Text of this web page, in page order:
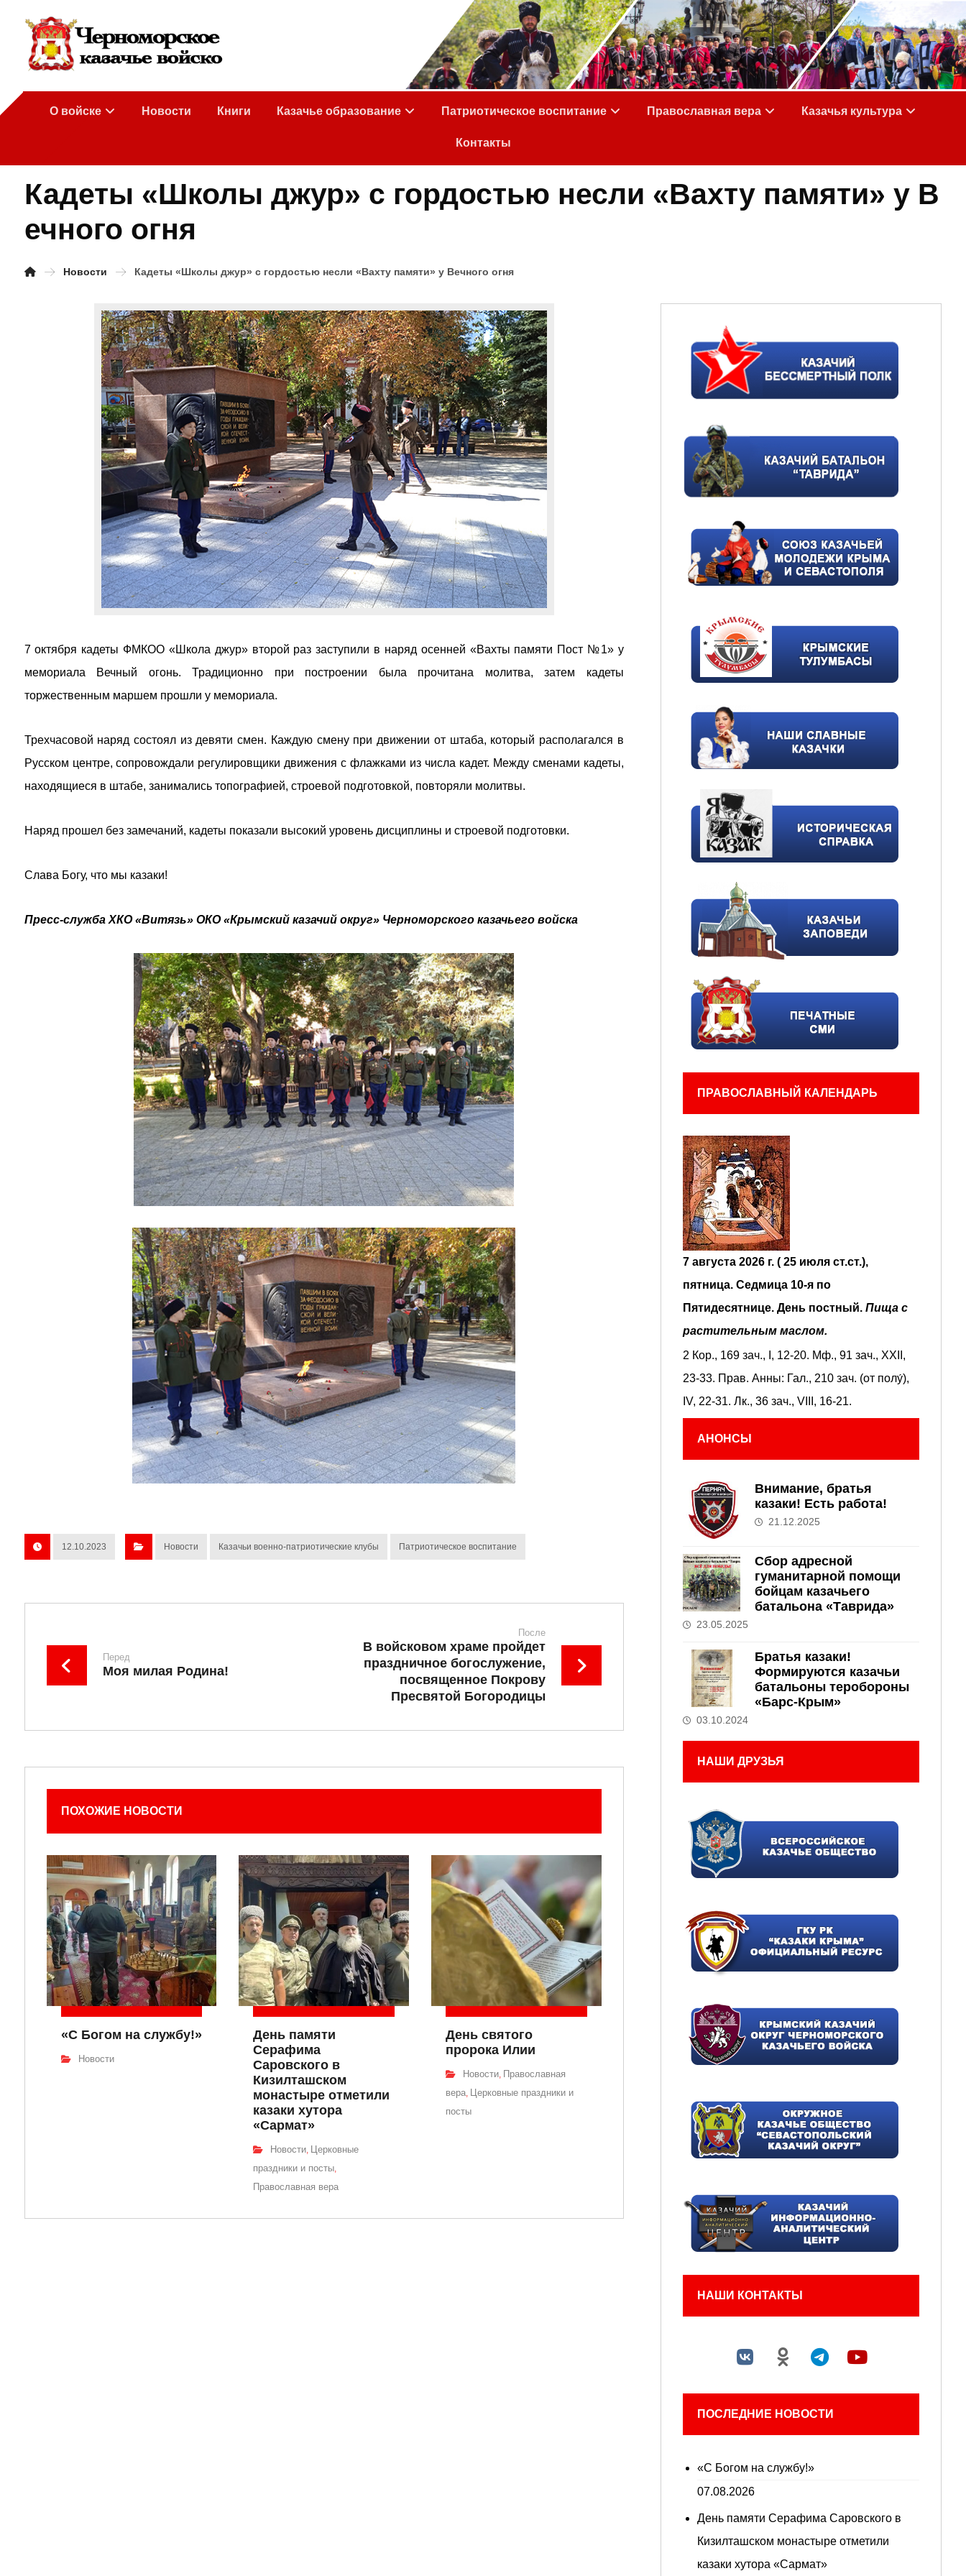
О войске Новости Книги Казачье образование Патриотическое воспитание Православная вера Казачья культура
Контакты
Кадеты «Школы джур» с гордостью несли «Вахту памяти» у В
ечного огня
Новости Кадеты «Школы джур» с гордостью несли «Вахту памяти» у Вечного огня
7 октября кадеты ФМКОО «Школа джур» второй раз заступили в наряд осенней «Вахты памяти Пост №1» у
мемориала Вечный огонь. Традиционно при построении была прочитана молитва, затем кадеты
торжественным маршем прошли у мемориала.
Трехчасовой наряд состоял из девяти смен. Каждую смену при движении от штаба, который располагался в
Русском центре, сопровождали регулировщики движения с флажками из числа кадет. Между сменами кадеты,
находящиеся в штабе, занимались топографией, строевой подготовкой, повторяли молитвы.
Наряд прошел без замечаний, кадеты показали высокий уровень дисциплины и строевой подготовки.
Слава Богу, что мы казаки!
Пресс-служба ХКО «Витязь» ОКО «Крымский казачий округ» Черноморского казачьего войска
12.10.2023 Новости Казачьи военно-патриотические клубы Патриотическое воспитание
Перед
Моя милая Родина!
После
В войсковом храме пройдет
праздничное богослужение,
посвященное Покрову
Пресвятой Богородицы
ПОХОЖИЕ НОВОСТИ
«С Богом на службу!»
Новости
День памяти
Серафима
Саровского в
Кизилташском
монастыре отметили
казаки хутора
«Сармат»
Новости, Церковные
праздники и посты,
Православная вера
День святого
пророка Илии
Новости, Православная
вера, Церковные праздники и
посты
ПРАВОСЛАВНЫЙ КАЛЕНДАРЬ
7 августа 2026 г. ( 25 июля ст.ст.),
пятница. Седмица 10-я по
Пятидесятнице. День постный. Пища с
растительным маслом.
2 Кор., 169 зач., I, 12-20. Мф., 91 зач., XXII,
23-33. Прав. Анны: Гал., 210 зач. (от полу́),
IV, 22-31. Лк., 36 зач., VIII, 16-21.
АНОНСЫ
Внимание, братья
казаки! Есть работа!
21.12.2025
Сбор адресной
гуманитарной помощи
бойцам казачьего
батальона «Таврида»
23.05.2025
Братья казаки!
Формируются казачьи
батальоны теробороны
«Барс-Крым»
03.10.2024
НАШИ ДРУЗЬЯ
НАШИ КОНТАКТЫ
ПОСЛЕДНИЕ НОВОСТИ
«С Богом на службу!»
07.08.2026
День памяти Серафима Саровского в
Кизилташском монастыре отметили
казаки хутора «Сармат»